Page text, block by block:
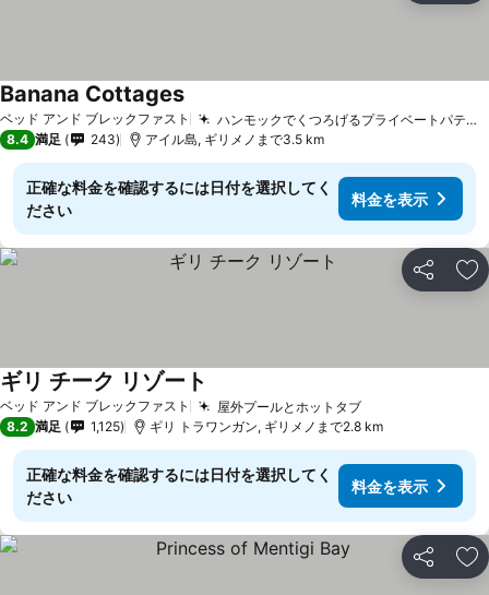
ベッド アンド ブレックファスト ハンモックでくつろげるプライベートパティオ
Banana Cottages料金を表示
8.4 満足 243 アイル島, ギリメノまで3.5 km
正確な料金を確認するには日付を選択してく
ださい
料金を表示
シェア お
ベッド アンド ブレックファスト 屋外プールとホットタブ料金を表示
ギリ チーク リゾート
8.2 満足 1,125 ギリ トラワンガン, ギリメノまで2.8 km
正確な料金を確認するには日付を選択してく
ださい
料金を表示
シェア お